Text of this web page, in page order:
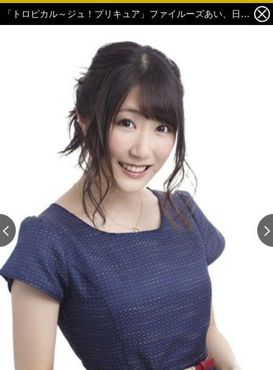
「トロピカル～ジュ！プリキュア」ファイルーズあい、日高里菜らキャスト発表！ 声優陣も喜び「トロピカってもらえるように頑張ります！」 6枚目の写真・画像